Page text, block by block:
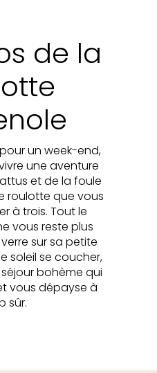
de la
un week-end,
une aventure
et de la foule
roulotte que vous
à trois. Tout le
vous reste plus
sur sa petite
soleil se coucher,
bohème qui
vous dépayse à
sûr.